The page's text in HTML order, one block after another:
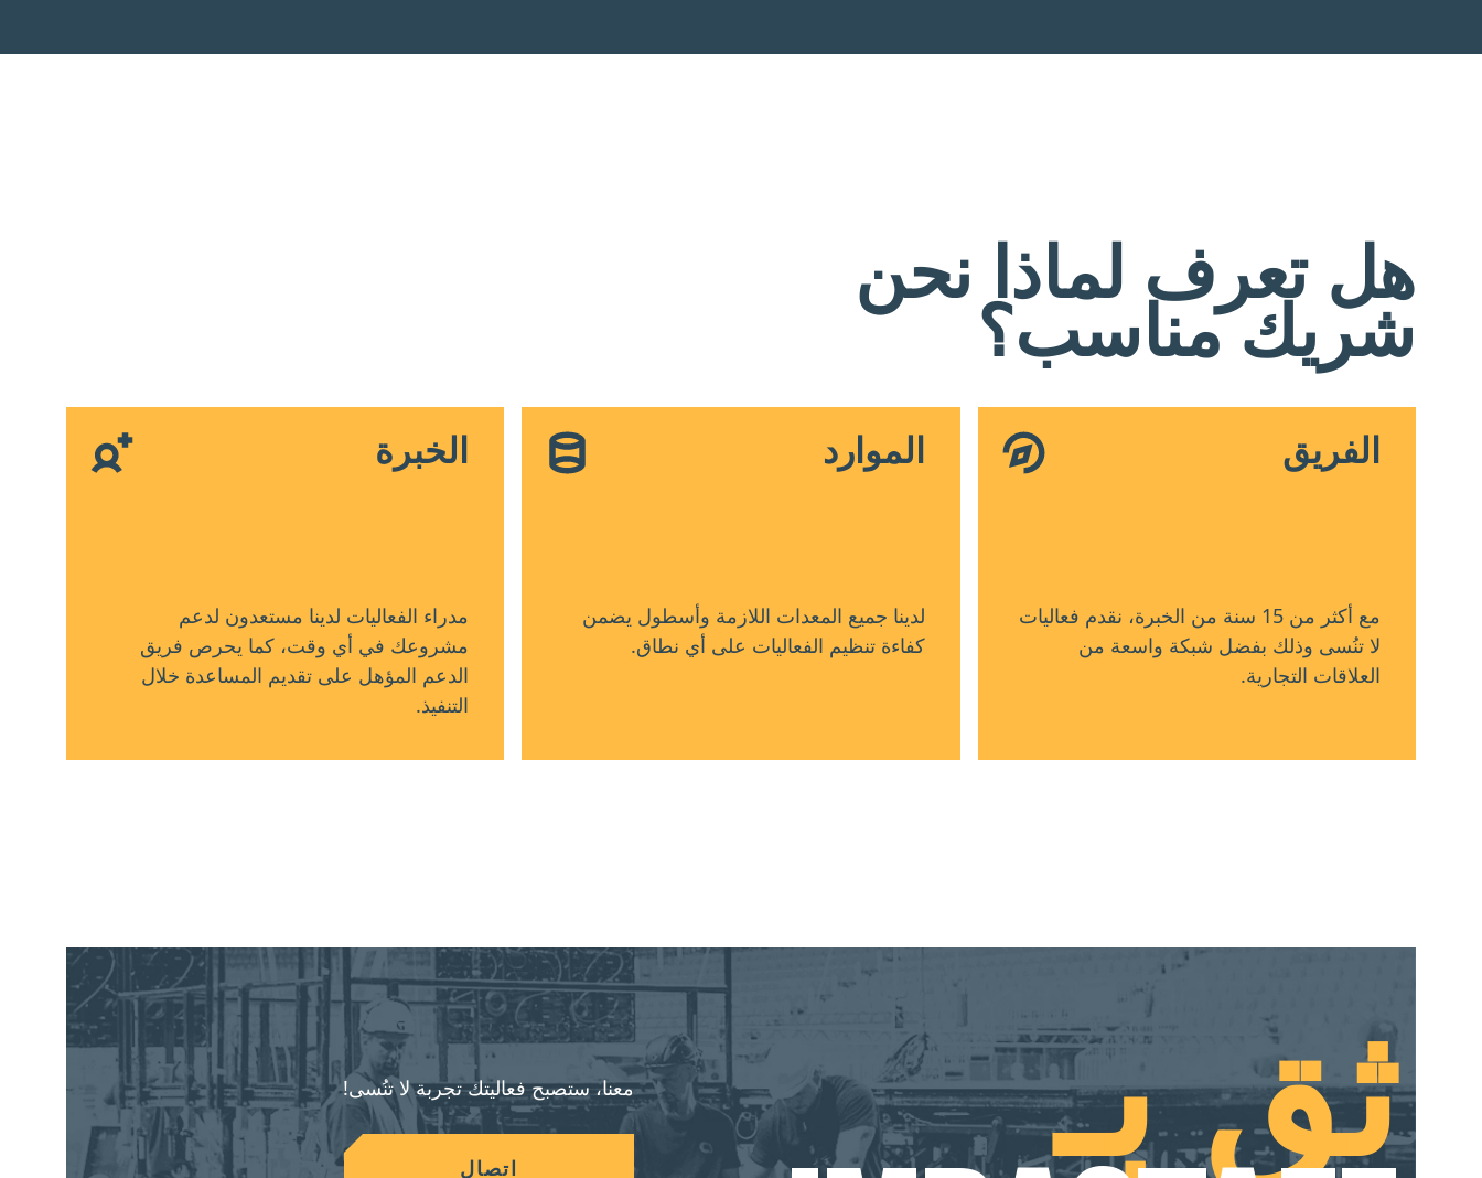
هل تعرف لماذا نحن
شريك مناسب؟
الخبرة
مدراء الفعاليات لدينا مستعدون لدعم
مشروعك في أي وقت، كما يحرص فريق
الدعم المؤهل على تقديم المساعدة خلال
التنفيذ.
الموارد
لدينا جميع المعدات اللازمة وأسطول يضمن
كفاءة تنظيم الفعاليات على أي نطاق.
الفريق
مع أكثر من 15 سنة من الخبرة، نقدم فعاليات
لا تنُسى وذلك بفضل شبكة واسعة من
العلاقات التجارية.
ثق بـ معنا، ستصبح فعاليتك تجربة لا تنُسى!
اتصال